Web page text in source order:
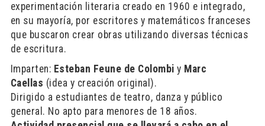
experimentación literaria creado en 1960 e integrado,
en su mayoría, por escritores y matemáticos franceses
que buscaron crear obras utilizando diversas técnicas
de escritura.
Imparten: Esteban Feune de Colombi y Marc
Caellas (idea y creación original).
Dirigido a estudiantes de teatro, danza y público
general. No apto para menores de 18 años.